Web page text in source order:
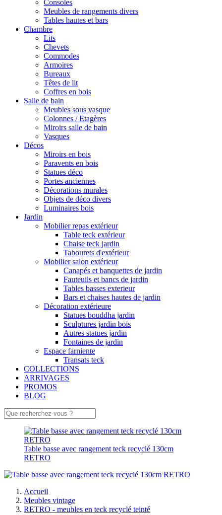
Consoles
Meubles de rangements divers
Tables hautes et bars
Chambre
Lits
Chevets
Commodes
Armoires
Bureaux
Têtes de lit
Coffres en bois
Salle de bain
Meubles sous vasque
Colonnes / Etagères
Miroirs salle de bain
Vasques
Décos
Miroirs en bois
Paravents en bois
Statues déco
Portes anciennes
Décorations murales
Objets de déco divers
Luminaires bois
Jardin
Mobilier repas extérieur
Table teck extérieur
Chaise teck jardin
Tabourets d'extérieur
Mobilier salon extérieur
Canapés et banquettes de jardin
Fauteuils et bancs de jardin
Tables basses exterieur
Bars et chaises hautes de jardin
Décoration extérieure
Statues bouddha jardin
Sculptures jardin bois
Autres statues jardin
Fontaines de jardin
Espace farniente
Transats teck
COLLECTIONS
ARRIVAGES
PROMOS
BLOG
Table basse avec rangement teck recyclé 130cm
RETRO
Accueil
Meubles vintage
RETRO - meubles en teck recyclé teinté